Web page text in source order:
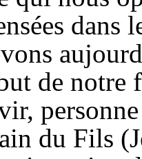
dans
de notre
du Fils